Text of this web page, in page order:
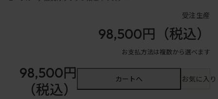
受注生産
98,500円 （税込）
お支払方法は複数から選べます
98,500円
（税込）
カートへ お気に入